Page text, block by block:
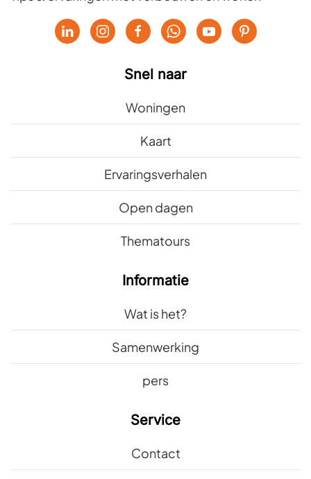
Snel naar
Woningen
Kaart
Ervaringsverhalen
Open dagen
Thematours
Informatie
Wat is het?
Samenwerking
pers
Service
Contact